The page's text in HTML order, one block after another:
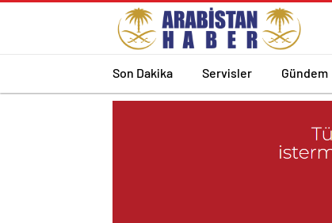
Son Dakika Servisler Gündem